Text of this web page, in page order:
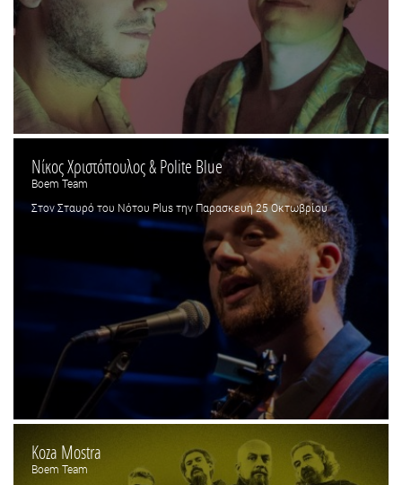
Νίκος Χριστόπουλος & Polite Blue
Boem Team
Στον Σταυρό του Νότου Plus την Παρασκευή 25 Οκτωβρίου
Koza Mostra
Boem Team